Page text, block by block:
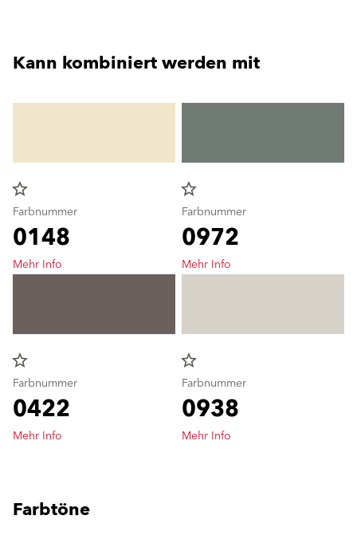
Kann kombiniert werden mit
star_border
Farbnummer
0148
Mehr Info
star_border
Farbnummer
0422
Mehr Info
star_border
Farbnummer
0972
Mehr Info
star_border
Farbnummer
0938
Mehr Info
Farbtöne